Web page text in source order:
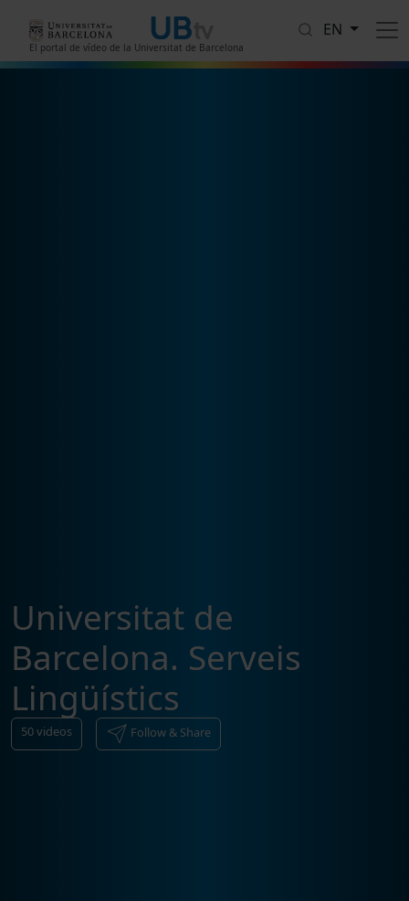
El portal de vídeo de la Universitat de Barcelona
EN
Universitat de
Barcelona. Serveis
Lingüístics
50videos Follow & Share